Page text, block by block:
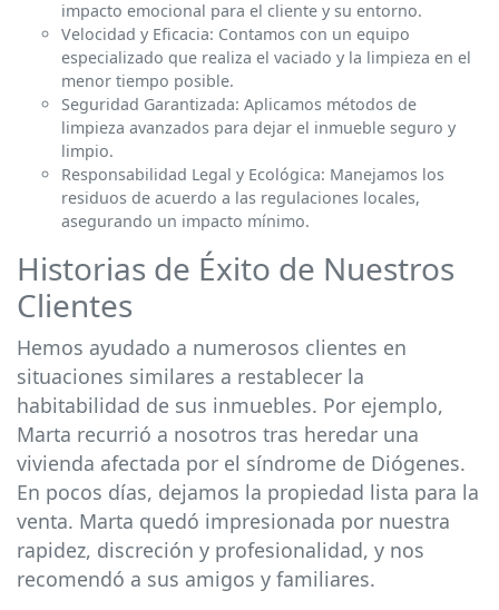
impacto emocional para el cliente y su entorno.
Velocidad y Eficacia: Contamos con un equipo
especializado que realiza el vaciado y la limpieza en el
menor tiempo posible.
Seguridad Garantizada: Aplicamos métodos de
limpieza avanzados para dejar el inmueble seguro y
limpio.
Responsabilidad Legal y Ecológica: Manejamos los
residuos de acuerdo a las regulaciones locales,
asegurando un impacto mínimo.
Historias de Éxito de Nuestros
Clientes
Hemos ayudado a numerosos clientes en
situaciones similares a restablecer la
habitabilidad de sus inmuebles. Por ejemplo,
Marta recurrió a nosotros tras heredar una
vivienda afectada por el síndrome de Diógenes.
En pocos días, dejamos la propiedad lista para la
venta. Marta quedó impresionada por nuestra
rapidez, discreción y profesionalidad, y nos
recomendó a sus amigos y familiares.